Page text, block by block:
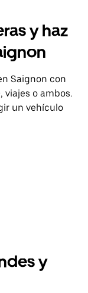
y haz
Saignon con
o ambos.
un vehículo
y